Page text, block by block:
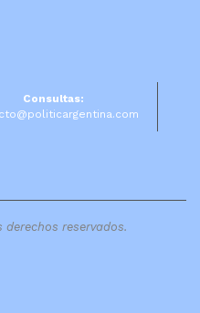
Consultas:
reservados.